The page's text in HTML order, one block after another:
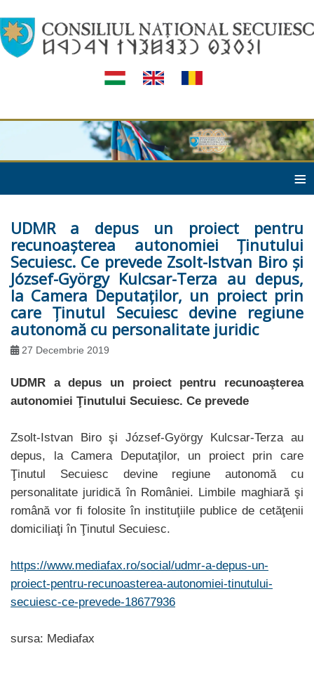
≡
UDMR a depus un proiect pentru
recunoaşterea autonomiei Ţinutului
Secuiesc. Ce prevede Zsolt-Istvan Biro şi
József-György Kulcsar-Terza au depus,
la Camera Deputaţilor, un proiect prin
care Ţinutul Secuiesc devine regiune
autonomă cu personalitate juridic
27 Decembrie 2019
UDMR a depus un proiect pentru recunoaşterea
autonomiei Ţinutului Secuiesc. Ce prevede
Zsolt-Istvan Biro şi József-György Kulcsar-Terza au
depus, la Camera Deputaţilor, un proiect prin care
Ţinutul Secuiesc devine regiune autonomă cu
personalitate juridică în României. Limbile maghiară şi
română vor fi folosite în instituţiile publice de cetăţenii
domiciliaţi în Ţinutul Secuiesc.
https://www.mediafax.ro/social/udmr-a-depus-un-
proiect-pentru-recunoasterea-autonomiei-tinutului-
secuiesc-ce-prevede-18677936
sursa: Mediafax